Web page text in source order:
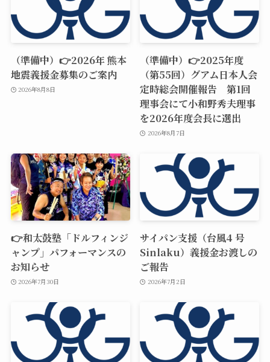
（準備中）👉2026年 熊本
地震義援金募集のご案内
2026年8月8日
（準備中）👉2025年度
（第55回）グアム日本人会
定時総会開催報告 第1回
理事会にて小和野秀夫理事
を2026年度会長に選出
2026年8月7日
👉和太鼓塾「ドルフィンジ
ャンプ」パフォーマンスの
お知らせ
2026年7月30日
サイパン支援（台風4 号
Sinlaku）義援金お渡しの
ご報告
2026年7月2日